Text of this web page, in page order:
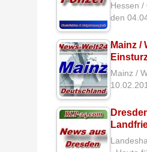
Hessen /
den
Mainz /
Mainz /